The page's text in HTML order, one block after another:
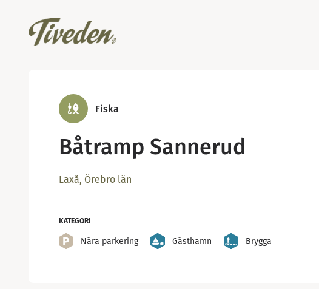
Fiska
Båtramp Sannerud
Laxå, Örebro län
KATEGORI
Nära parkering Gästhamn Brygga